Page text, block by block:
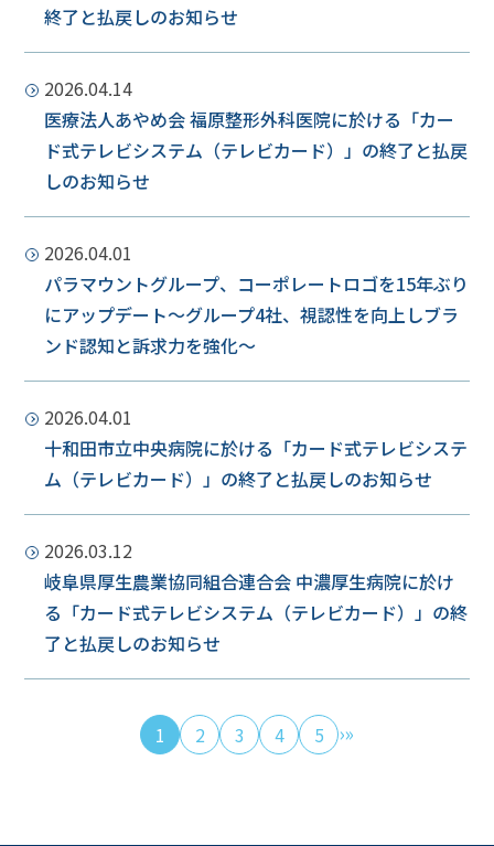
終了と払戻しのお知らせ
医療法人あやめ会 福原整形外科医院に於ける「カー
ド式テレビシステム（テレビカード）」の終了と払戻
しのお知らせ
2026.04.14
パラマウントグループ、コーポレートロゴを15年ぶり
にアップデート～グループ4社、視認性を向上しブラ
ンド認知と訴求力を強化～
2026.04.01
十和田市立中央病院に於ける「カード式テレビシステ
ム（テレビカード）」の終了と払戻しのお知らせ
2026.04.01
岐阜県厚生農業協同組合連合会 中濃厚生病院に於け
る「カード式テレビシステム（テレビカード）」の終
了と払戻しのお知らせ
2026.03.12
1 2 3 4 5 ›»